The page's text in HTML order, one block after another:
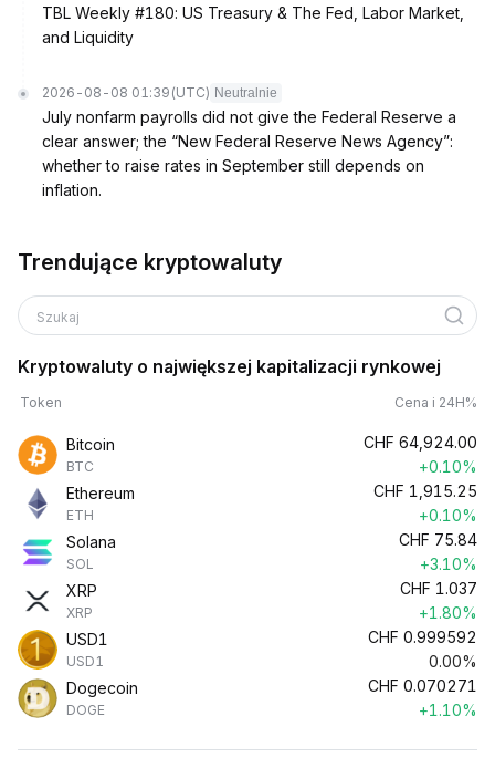
TBL Weekly #180: US Treasury & The Fed, Labor Market,
and Liquidity
2026-08-08 01:39 (UTC) Neutralnie
July nonfarm payrolls did not give the Federal Reserve a
clear answer; the “New Federal Reserve News Agency”:
whether to raise rates in September still depends on
inflation.
Trendujące kryptowaluty
Szukaj
Kryptowaluty o największej kapitalizacji rynkowej
Token Cena i 24H%
Bitcoin
BTC
CHF 64,924.00
+0.10%
Ethereum
ETH
CHF 1,915.25
+0.10%
Solana
SOL
CHF 75.84
+3.10%
XRP
XRP
CHF 1.037
+1.80%
USD1
USD1
CHF 0.999592
0.00%
Dogecoin
DOGE
CHF 0.070271
+1.10%